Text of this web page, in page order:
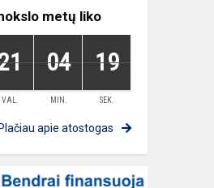
metų liko
04 19
VAL. MIN. SEK.
Plačiau apie atostogas